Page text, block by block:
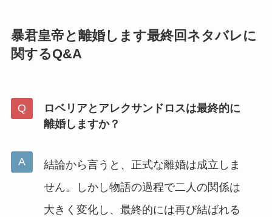
暴君皇帝と離婚します最終回ネタバレに
関するQ&A
ロベリアとアレクサンドロスは最終的に
離婚しますか？
結論から言うと、正式な離婚は成立しま
せん。しかし物語の過程で二人の関係は
大きく変化し、最終的には再び結ばれる